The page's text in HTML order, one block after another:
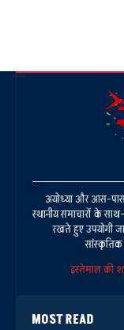
अयोध्या और आस-पास
स्थानीय समाचारों के
रखते हुए उपयोगी
सांस्कृतिक
इस्तेमाल की
MOST READ